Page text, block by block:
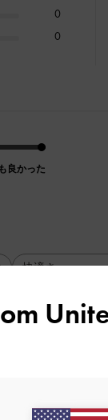
0
0
良かった
快適さ
り、身長が盛れ